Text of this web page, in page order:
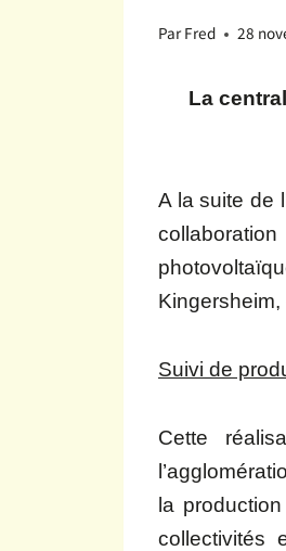
Par Fred 28
La
A la suite de
Suivi de
Cette
la
collectivités